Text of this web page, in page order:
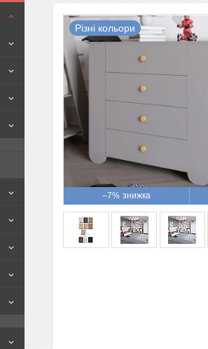
–7%
Різні кольори